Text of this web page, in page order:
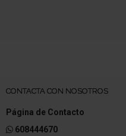
CONTACTA CON NOSOTROS
Página de Contacto
608444670